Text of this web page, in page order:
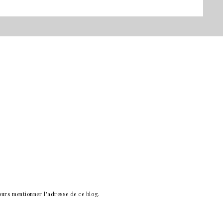
mentionner l'adresse de ce blog.